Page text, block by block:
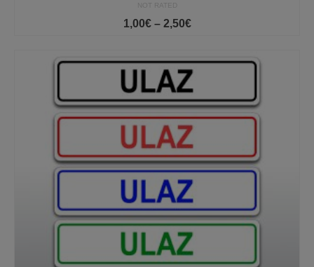
NOT RATED
1,00€ – 2,50€Price
through
2,50€